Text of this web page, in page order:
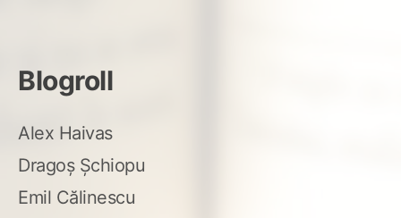
Blogroll
Alex Haivas
Dragoș Șchiopu
Emil Călinescu